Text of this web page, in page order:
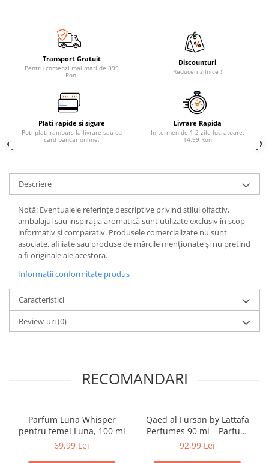
Transport Gratuit
Pentru comenzi mai mari de 399
Ron.
Discounturi
Reduceri zilnice !
Plati rapide si sigure
Poti plati ramburs la livrare sau cu
card bancar online.
Livrare Rapida
In termen de 1-2 zile lucratoare,
14.99 Ron
Descriere
Notă: Eventualele referințe descriptive privind stilul olfactiv,
ambalajul sau inspirația aromatică sunt utilizate exclusiv în scop
informativ și comparativ. Produsele comercializate nu sunt
asociate, afiliate sau produse de mărcile menționate și nu pretind
a fi originale ale acestora.
Informatii conformitate produs
Caracteristici
Review-uri(0)
RECOMANDARI
Parfum Luna Whisper
pentru femei Luna, 100 ml
69,99 Lei
Qaed al Fursan by Lattafa
Perfumes 90 ml – Parfum
arabesc original import
92,99 Lei